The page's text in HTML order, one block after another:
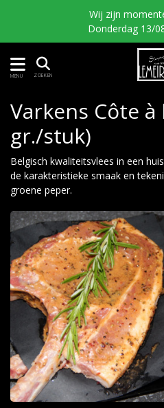
Wij zijn
Donderdag 13/
MENU ZOEKEN
Varkens Côte à
gr./stuk)
Belgisch kwaliteitsvlees in een
de karakteristieke smaak en
groene peper.